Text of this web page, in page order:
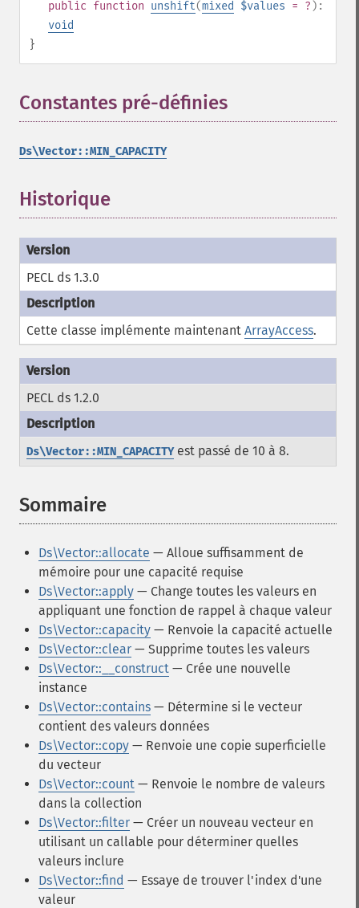
public function unshift(mixed $values = ? ):
void
}
Constantes pré-définies
Ds\Vector::MIN_CAPACITY
Historique
PECL ds 1.3.0
Cette classe implémente maintenant ArrayAccess.
PECL ds 1.2.0
Ds\Vector::MIN_CAPACITYest passé de 10 à 8.
Sommaire
Ds\Vector::allocate — Alloue suffisamment de
mémoire pour une capacité requise
Ds\Vector::apply — Change toutes les valeurs en
appliquant une fonction de rappel à chaque valeur
Ds\Vector::capacity — Renvoie la capacité actuelle
Ds\Vector::clear — Supprime toutes les valeurs
Ds\Vector::__construct — Crée une nouvelle
instance
Ds\Vector::contains — Détermine si le vecteur
contient des valeurs données
Ds\Vector::copy — Renvoie une copie superficielle
du vecteur
Ds\Vector::count — Renvoie le nombre de valeurs
dans la collection
Ds\Vector::filter — Créer un nouveau vecteur en
utilisant un callable pour déterminer quelles
valeurs inclure
Ds\Vector::find — Essaye de trouver l'index d'une
valeur